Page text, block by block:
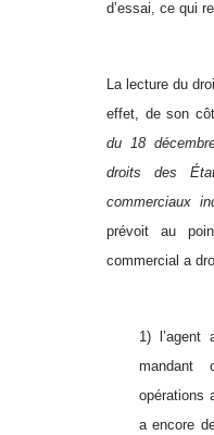
d’essai, ce qui
La lecture du
effet, de son
du 18
droits des
commerciaux
prévoit au
commercial a
1) l’agent
mandant
opérations
a encore